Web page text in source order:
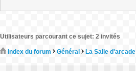
Utilisateurs parcourant ce sujet: 2 invités
Index du forum Général La Salle d'arcade